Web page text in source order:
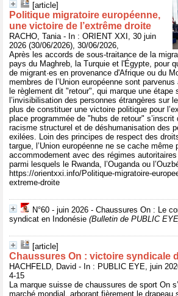
[article]
Politique migratoire européenne,
une victoire de l’extrême droite
RACHO, Tania - In : ORIENT XXI, 30 juin
2026 (30/06/2026), 30/06/2026,
Après les accords de sous-traitance de la
pays du Maghreb, la Turquie et l'Égypte, pour
de migrant·es en provenance d'Afrique ou du
membres de l’Union européenne sont
le règlement dit "retour", qui marque une étape
l’invisibilisation des personnes étrangères sur
plus de constituer une victoire politique pour
place programmée de "hubs de retour"
racisme structurel et de déshumanisation des
exilées. Loin des principes de respect des
targue, l’Union européenne ne se cache même
accommodement avec des régimes
parmi lesquels le Rwanda, l’Ouganda ou
https://orientxxi.info/Politique-migratoire-
extreme-droite
N°60 - juin 2026 - Chaussures On : Le
syndicat en Indonésie (Bulletin de PUBLIC
[article]
Chaussures On : victoire syndicale
HACHFELD, David - In : PUBLIC EYE, juin
4-15
La marque suisse de chaussures de sport On
marché mondial, arborant fièrement le drapeau